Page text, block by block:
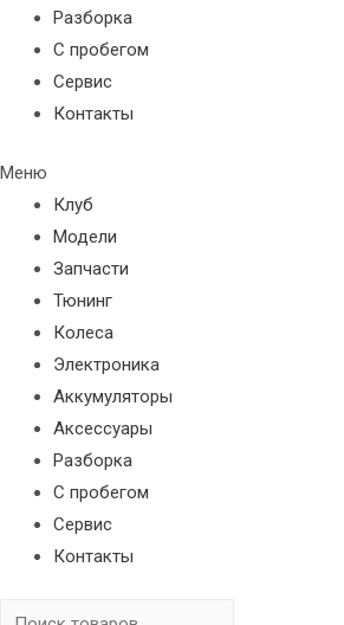
Разборка
С пробегом
Сервис
Контакты
Меню
Клуб
Модели
Запчасти
Тюнинг
Колеса
Электроника
Аккумуляторы
Аксессуары
Разборка
С пробегом
Сервис
Контакты
Поиск